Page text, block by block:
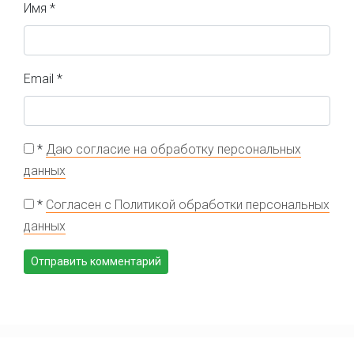
Имя *
Email *
* Даю согласие на обработку персональных
данных
* Согласен с Политикой обработки персональных
данных